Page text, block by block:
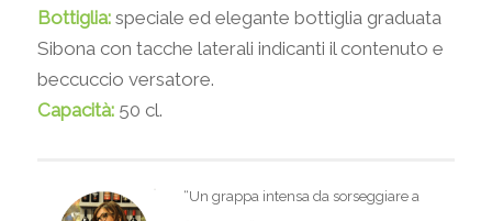
Bottiglia:speciale ed elegante bottiglia graduata
Sibona con tacche laterali indicanti il contenuto e
beccuccio versatore.
Capacità:50 cl.
“Un grappa intensa da sorseggiare a